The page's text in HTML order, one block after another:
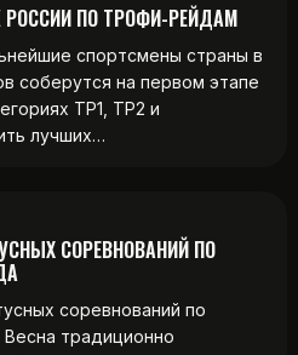
ПО ТРОФИ-РЕЙДАМ
спортсмены страны в
соберутся на первом этапе
ТР1, ТР2 и
лучших…
СОРЕВНОВАНИЙ ПО
соревнований по
традиционно